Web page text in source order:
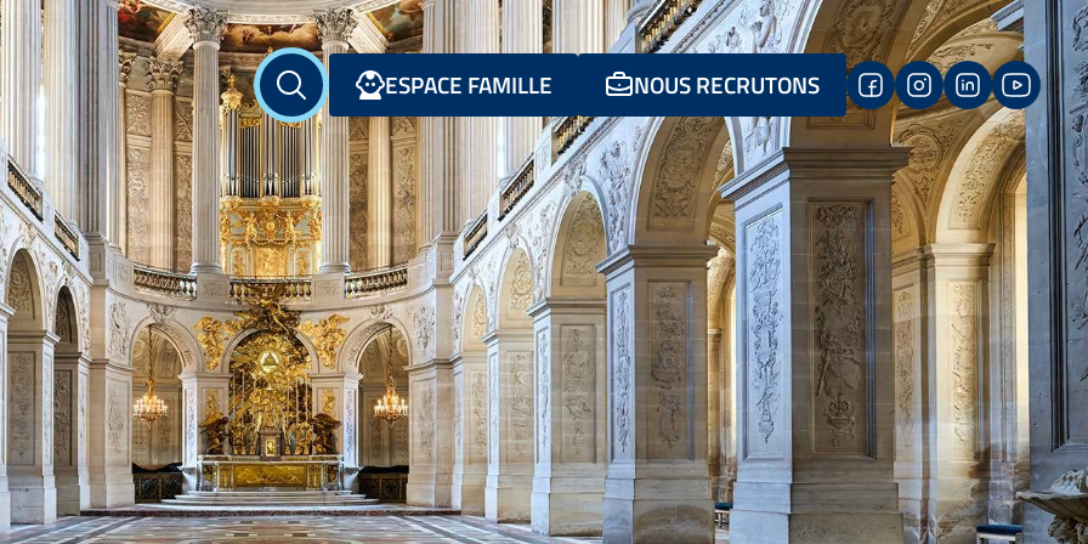
ESPACE FAMILLE NOUS RECRUTONS